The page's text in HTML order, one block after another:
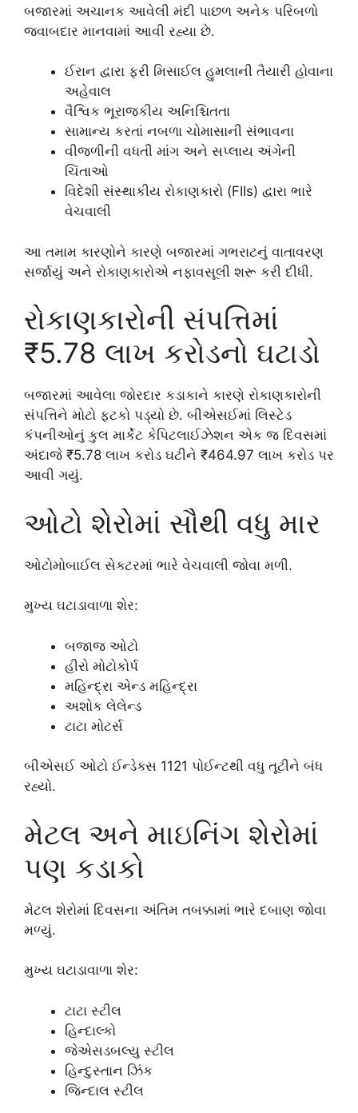
બજારમાં અચાનક આવેલી મંદી પાછળ અનેક પરિબળો
જવાબદાર માનવામાં આવી રહ્યા છે.
ઈરાન દ્વારા ફરી મિસાઈલ હુમલાની તૈયારી હોવાના
અહેવાલ
વૈશ્વિક ભૂરાજકીય અનિશ્ચિતતા
સામાન્ય કરતાં નબળા ચોમાસાની સંભાવના
વીજળીની વધતી માંગ અને સપ્લાય અંગેની
ચિંતાઓ
વિદેશી સંસ્થાકીય રોકાણકારો (FIIs) દ્વારા ભારે
વેચવાલી
આ તમામ કારણોને કારણે બજારમાં ગભરાટનું વાતાવરણ
સર્જાયું અને રોકાણકારોએ નફાવસૂલી શરૂ કરી દીધી.
રોકાણકારોની સંપત્તિમાં
₹5.78 લાખ કરોડનો ઘટાડો
બજારમાં આવેલા જોરદાર કડાકાને કારણે રોકાણકારોની
સંપત્તિને મોટો ફટકો પડ્યો છે. બીએસઈમાં લિસ્ટેડ
કંપનીઓનું કુલ માર્કેટ કેપિટલાઈઝેશન એક જ દિવસમાં
અંદાજે ₹5.78 લાખ કરોડ ઘટીને ₹464.97 લાખ કરોડ પર
આવી ગયું.
ઓટો શેરોમાં સૌથી વધુ માર
ઓટોમોબાઈલ સેક્ટરમાં ભારે વેચવાલી જોવા મળી.
મુખ્ય ઘટાડાવાળા શેર:
બજાજ ઓટો
હીરો મોટોકોર્પ
મહિન્દ્રા એન્ડ મહિન્દ્રા
અશોક લેલેન્ડ
ટાટા મોટર્સ
બીએસઈ ઓટો ઈન્ડેક્સ 1121 પોઈન્ટથી વધુ તૂટીને બંધ
રહ્યો.
મેટલ અને માઇનિંગ શેરોમાં
પણ કડાકો
મેટલ શેરોમાં દિવસના અંતિમ તબક્કામાં ભારે દબાણ જોવા
મળ્યું.
મુખ્ય ઘટાડાવાળા શેર:
ટાટા સ્ટીલ
હિન્દાલ્કો
જેએસડબલ્યુ સ્ટીલ
હિન્દુસ્તાન ઝિંક
જિન્દાલ સ્ટીલ